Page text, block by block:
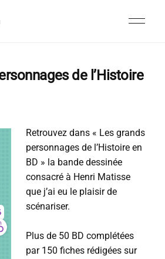
de l’Histoire
Retrouvez dans « Les grands
personnages de l’Histoire en
BD » la bande dessinée
consacré à Henri Matisse
que j’ai eu le plaisir de
scénariser.
Plus de 50 BD complétées
par 150 fiches rédigées sur